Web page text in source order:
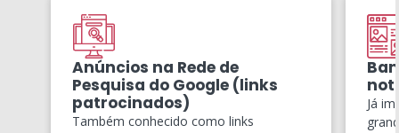
Anúncios na Rede de
Pesquisa do Google (links
patrocinados)
Também conhecido como links
Já